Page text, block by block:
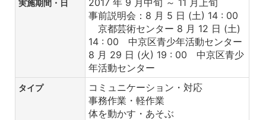
実施期間・日
事前説明会：8 月 5 日 (土) 14 : 00
京都芸術センター 8 月 12 日 (土)
14 : 00 中京区青少年活動センター
8 月 29 日 (火) 19 : 00 中京区青少
年活動センター
タイプ
コミュニケーション・対応
事務作業・軽作業
体を動かす・あそぶ